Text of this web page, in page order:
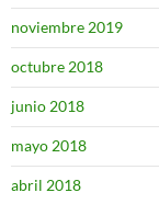
noviembre 2019
octubre 2018
junio 2018
mayo 2018
abril 2018